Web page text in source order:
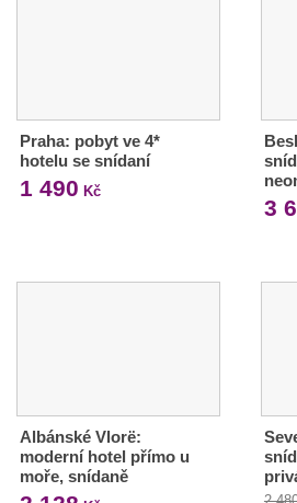
Praha: pobyt ve 4*
hotelu se snídaní
1 490 Kč
3
Albánské Vlorë:
moderní hotel přímo u
moře, snídaně